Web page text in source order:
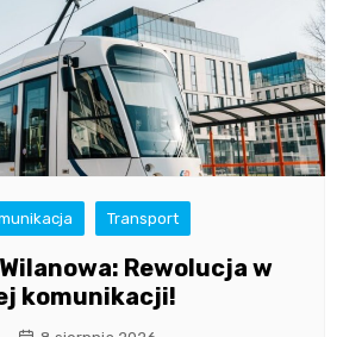
Transport
Rewolucja w
komunikacji!